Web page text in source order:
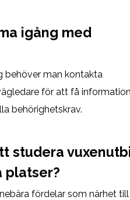
igång med
behöver man kontakta
för att få
behörighetskrav.
studera
platser?
fördelar som närhet